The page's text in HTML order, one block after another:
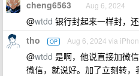
cheng6563 Aug 6, 2024
@wtdd 银行封起来一样封，
tho OP Aug 6, 2024 via
@wtdd 是啊，他说直接加微
微信，就说好。加了立刻转，